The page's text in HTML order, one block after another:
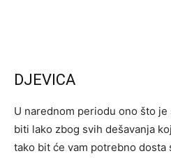
DJEVICA
U narednom periodu ono što
biti lako zbog svih dešavanja
tako bit će vam potrebno dosta